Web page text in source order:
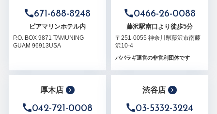
671-688-8248
ピアマリンホテル内
P.O. BOX 9871 TAMUNING
GUAM 96913USA
0466-26-0088
藤沢駅南口より徒歩5分
〒251-0055 神奈川県藤沢市南藤
沢10-4
パパラギ運営の非営利団体です
厚木店
042-721-0008
渋谷店
03-5332-3224